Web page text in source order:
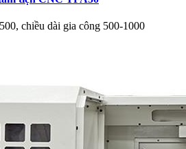
chiều dài gia công 500-1000